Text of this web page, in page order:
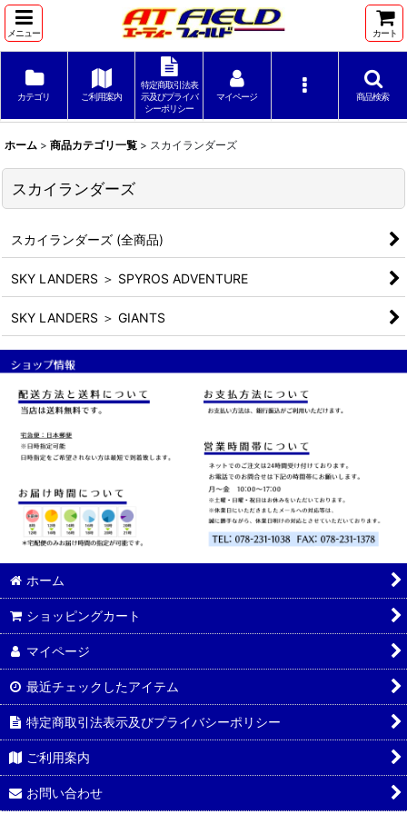
メニュー カート
カテゴリ ご利用案内
特定商取引法表
示及びプライバ
シーポリシー
マイページ 商品検索
ホーム > 商品カテゴリ一覧 > スカイランダーズ
スカイランダーズ
スカイランダーズ (全商品)
SKY LANDERS ＞ SPYROS ADVENTURE
SKY LANDERS ＞ GIANTS
ホーム
ショッピングカート
マイページ
最近チェックしたアイテム
特定商取引法表示及びプライバシーポリシー
ご利用案内
お問い合わせ